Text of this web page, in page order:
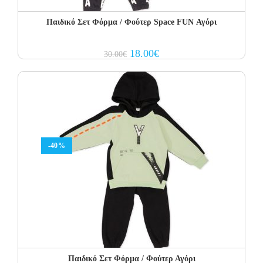
Παιδικό Σετ Φόρμα / Φούτερ Space FUN Αγόρι
30.00€ Original
price
30.00€.
18.00€Current
price
-40%
Παιδικό Σετ Φόρμα / Φούτερ Αγόρι